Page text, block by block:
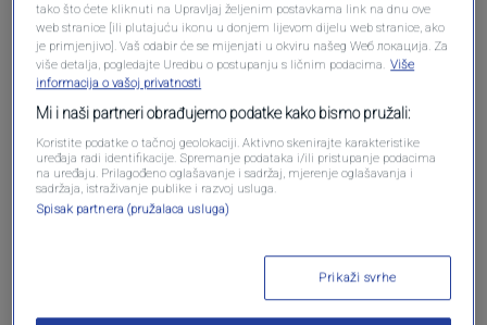
Oglas
tako što ćete kliknuti na Upravljaj željenim postavkama link na dnu ove
web stranice [ili plutajuću ikonu u donjem lijevom dijelu web stranice, ako
je primjenjivo]. Vaš odabir će se mijenjati u okviru našeg Wеб локација. Za
više detalja, pogledajte Uredbu o postupanju s ličnim podacima. Više
informacija o vašoj privatnosti
Mi i naši partneri obrađujemo podatke kako bismo pružali:
Koristite podatke o tačnoj geolokaciji. Aktivno skenirajte karakteristike
uređaja radi identifikacije. Spremanje podataka i/ili pristupanje podacima
na uređaju. Prilagođeno oglašavanje i sadržaj, mjerenje oglašavanja i
sadržaja, istraživanje publike i razvoj usluga.
Spisak partnera (pružalaca usluga)
Prikaži svrhe